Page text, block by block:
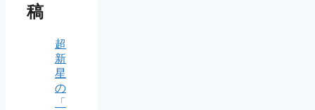
稿
超
新
星
の
「